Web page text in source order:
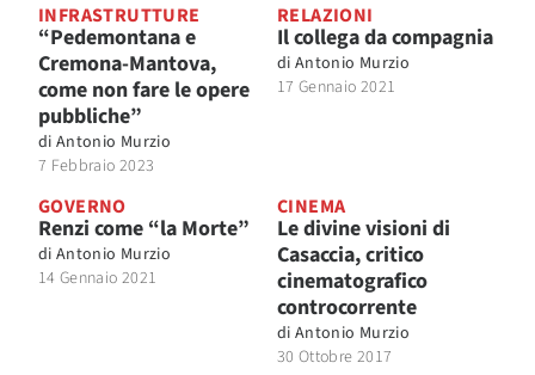
INFRASTRUTTURE
“Pedemontana e
Cremona-Mantova,
come non fare le opere
pubbliche”
di Antonio Murzio
7 Febbraio 2023
RELAZIONI
Il collega da compagnia
di Antonio Murzio
17 Gennaio 2021
GOVERNO
Renzi come “la Morte”
di Antonio Murzio
14 Gennaio 2021
CINEMA
Le divine visioni di
Casaccia, critico
cinematografico
controcorrente
di Antonio Murzio
30 Ottobre 2017